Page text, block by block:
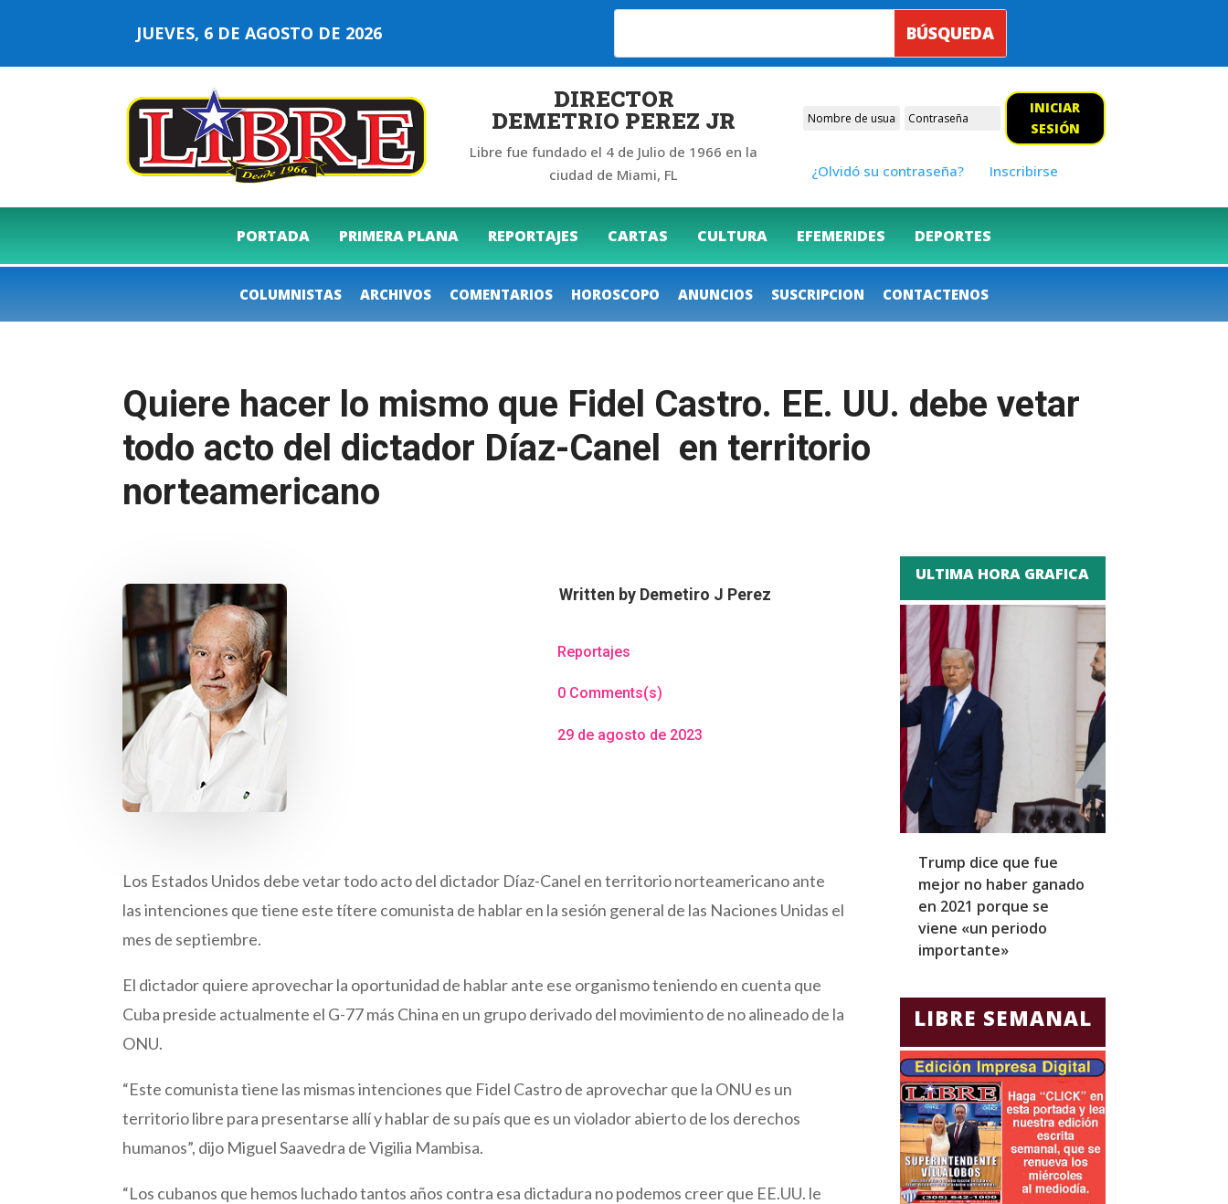
JUEVES, 6 DE AGOSTO DE 2026
DIRECTOR
DEMETRIO PEREZ JR
Libre fue fundado el 4 de Julio de 1966 en la
ciudad de Miami, FL
INICIAR
SESIÓN
¿Olvidó su contraseña? Inscribirse
PORTADA PRIMERA PLANA REPORTAJES CARTAS CULTURA EFEMERIDES DEPORTES
COLUMNISTAS ARCHIVOS COMENTARIOS HOROSCOPO ANUNCIOS SUSCRIPCION CONTACTENOS
Quiere hacer lo mismo que Fidel Castro. EE. UU. debe vetar
todo acto del dictador Díaz-Canel en territorio
norteamericano
Written by Demetiro J Perez
Reportajes
0 Comments(s)
29 de agosto de 2023
Los Estados Unidos debe vetar todo acto del dictador Díaz-Canel en territorio norteamericano ante
las intenciones que tiene este títere comunista de hablar en la sesión general de las Naciones Unidas el
mes de septiembre.
El dictador quiere aprovechar la oportunidad de hablar ante ese organismo teniendo en cuenta que
Cuba preside actualmente el G-77 más China en un grupo derivado del movimiento de no alineado de la
ONU.
“Este comunista tiene las mismas intenciones que Fidel Castro de aprovechar que la ONU es un
territorio libre para presentarse allí y hablar de su país que es un violador abierto de los derechos
humanos”, dijo Miguel Saavedra de Vigilia Mambisa.
“Los cubanos que hemos luchado tantos años contra esa dictadura no podemos creer que EE.UU. le
ULTIMA HORA GRAFICA
Trump dice que fue
mejor no haber ganado
en 2021 porque se
viene «un periodo
importante»
LIBRE SEMANAL